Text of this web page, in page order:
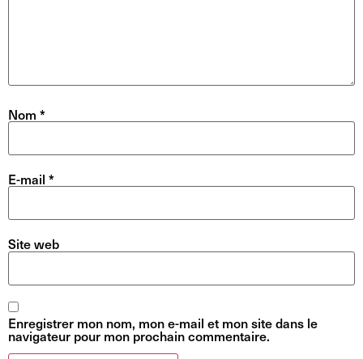
Nom *
E-mail *
Site web
Enregistrer mon nom, mon e-mail et mon site dans le
navigateur pour mon prochain commentaire.